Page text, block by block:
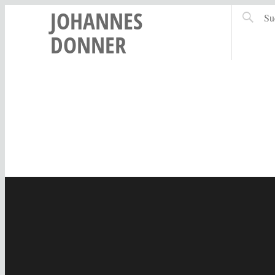
JOHANNES
DONNER